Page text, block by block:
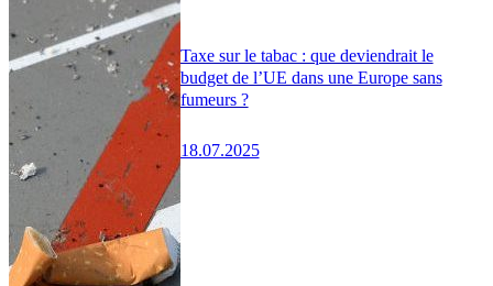
Taxe sur le tabac : que deviendrait le
budget de l’UE dans une Europe sans
fumeurs ?
18.07.2025